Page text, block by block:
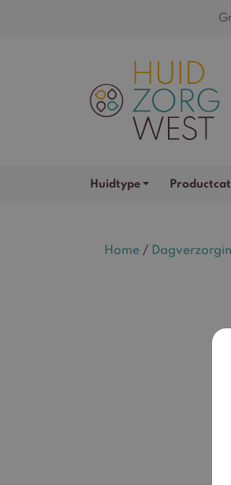
Huidtype
Home /